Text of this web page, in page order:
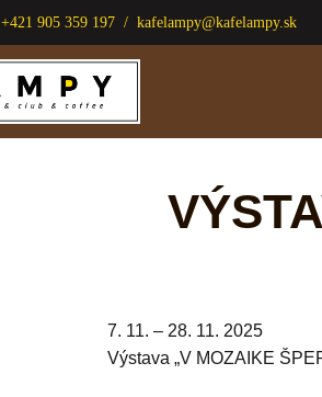
+421 905 359 197 / kafelampy@kafelampy.sk
7. 11. – 28. 11. 2025
Výstava „V MOZAIKE